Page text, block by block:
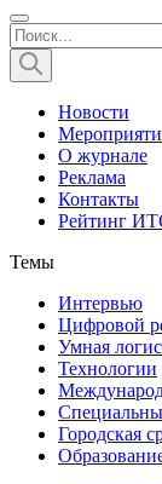
Новости
О журнале
Реклама
Контакты
Рейтинг
Темы
Интервью
Цифровой
Умная
Технологии
Городская